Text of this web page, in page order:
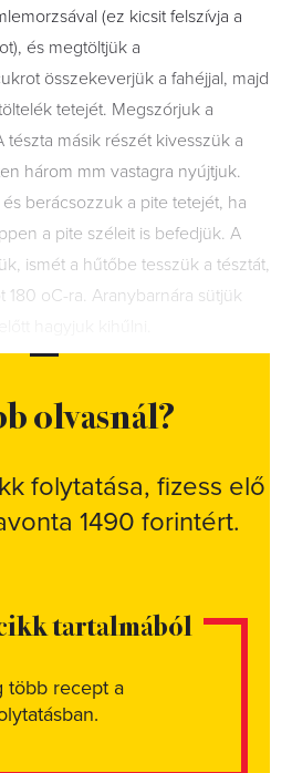
(ez kicsit felszívja a
és megtöltjük a
összekeverjük a fahéjjal, majd
tetejét. Megszórjuk a
tészta másik részét kivesszük a
három mm vastagra nyújtjuk.
berácsozzuk a pite tetejét, ha
a pite széleit is befedjük. A
ismét a hűtőbe tesszük a tésztát,
180 oC-ra. Aranybarnára sütjük
olvasnál?
folytatása, fizess elő
1490 forintért.
tartalmából
több recept a